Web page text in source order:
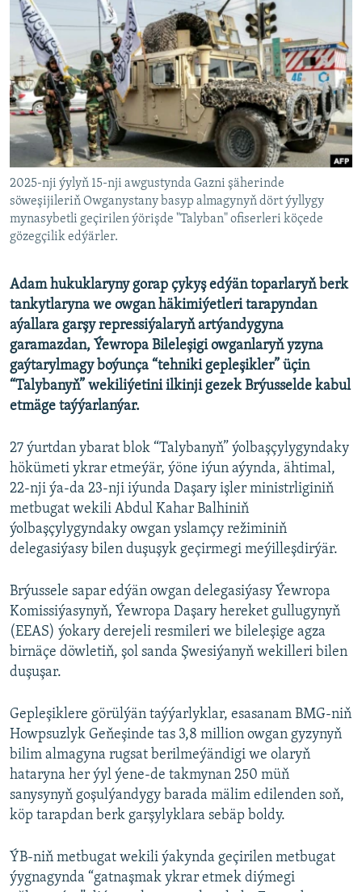
2025-nji ýylyň 15-nji awgustynda Gazni şäherinde
söweşijileriň Owganystany basyp almagynyň dört ýyllygy
mynasybetli geçirilen ýörişde "Talyban" ofiserleri köçede
gözegçilik edýärler.
Adam hukuklaryny gorap çykyş edýän toparlaryň berk
tankytlaryna we owgan häkimiýetleri tarapyndan
aýallara garşy repressiýalaryň artýandygyna
garamazdan, Ýewropa Bileleşigi owganlaryň yzyna
gaýtarylmagy boýunça “tehniki gepleşikler” üçin
“Talybanyň” wekiliýetini ilkinji gezek Brýusselde kabul
etmäge taýýarlanýar.
27 ýurtdan ybarat blok “Talybanyň” ýolbaşçylygyndaky
hökümeti ykrar etmeýär, ýöne iýun aýynda, ähtimal,
22-nji ýa-da 23-nji iýunda Daşary işler ministrliginiň
metbugat wekili Abdul Kahar Balhiniň
ýolbaşçylygyndaky owgan yslamçy režiminiň
delegasiýasy bilen duşuşyk geçirmegi meýilleşdirýär.
Brýussele sapar edýän owgan delegasiýasy Ýewropa
Komissiýasynyň, Ýewropa Daşary hereket gullugynyň
(EEAS) ýokary derejeli resmileri we bileleşige agza
birnäçe döwletiň, şol sanda Şwesiýanyň wekilleri bilen
duşuşar.
Gepleşiklere görülýän taýýarlyklar, esasanam BMG-niň
Howpsuzlyk Geňeşinde tas 3,8 million owgan gyzynyň
bilim almagyna rugsat berilmeýändigi we olaryň
hataryna her ýyl ýene-de takmynan 250 müň
sanysynyň goşulýandygy barada mälim edilenden soň,
köp tarapdan berk garşylyklara sebäp boldy.
ÝB-niň metbugat wekili ýakynda geçirilen metbugat
ýygnagynda “gatnaşmak ykrar etmek diýmegi